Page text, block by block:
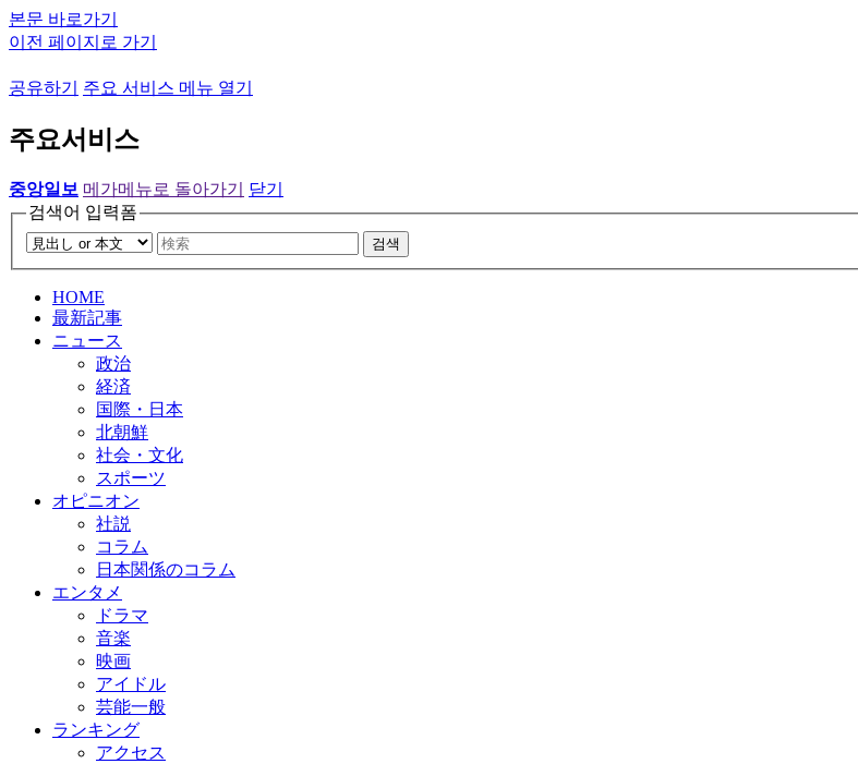
본문 바로가기
이전 페이지로 가기
공유하기 주요 서비스 메뉴 열기
주요서비스
중앙일보 메가메뉴로 돌아가기
닫기
검색어 입력폼
검색
HOME
最新記事
ニュース
政治
経済
国際・日本
北朝鮮
社会・文化
スポーツ
オピニオン
社説
コラム
日本関係のコラム
エンタメ
ドラマ
音楽
映画
アイドル
芸能一般
ランキング
アクセス